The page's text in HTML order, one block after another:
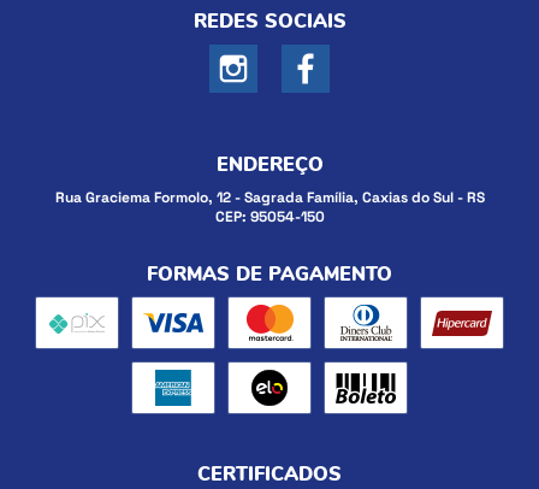
REDES SOCIAIS
ENDEREÇO
Rua Graciema Formolo, 12-Sagrada Família, Caxias do Sul-RS
CEP: 95054-150
FORMAS DE PAGAMENTO
CERTIFICADOS